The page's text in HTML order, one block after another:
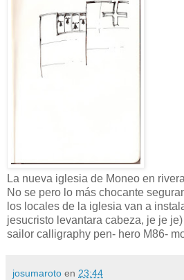
La nueva iglesia de Moneo en
No se pero lo más chocante
los locales de la iglesia van a
jesucristo levantara cabeza, je je je)
sailor calligraphy pen- hero M86-
josumaroto en 23:44